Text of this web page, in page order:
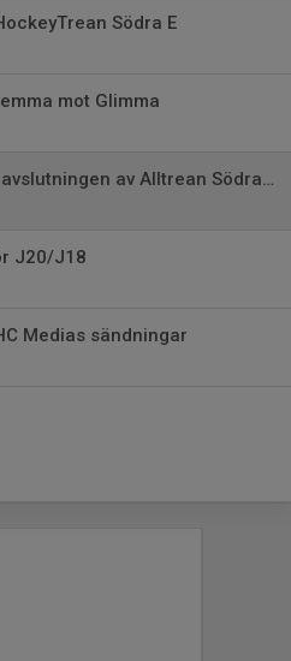
Södra E
mot Glimma
HHC-Media sänder avslutningen av Alltrean Södra B
J20/J18
Medias sändningar